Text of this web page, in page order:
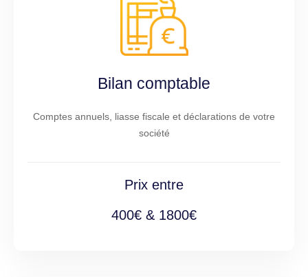
Bilan comptable
Comptes annuels, liasse fiscale et déclarations de votre
société
Prix entre
400€ & 1800€